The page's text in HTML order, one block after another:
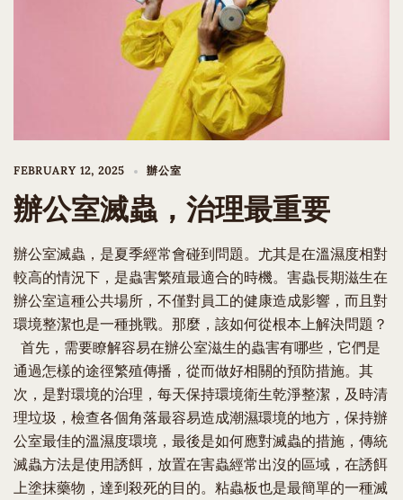
FEBRUARY 12, 2025 辦公室
辦公室滅蟲，治理最重要
辦公室滅蟲，是夏季經常會碰到問題。尤其是在溫濕度相對
較高的情況下，是蟲害繁殖最適合的時機。害蟲長期滋生在
辦公室這種公共場所，不僅對員工的健康造成影響，而且對
環境整潔也是一種挑戰。那麼，該如何從根本上解決問題？
首先，需要瞭解容易在辦公室滋生的蟲害有哪些，它們是
通過怎樣的途徑繁殖傳播，從而做好相關的預防措施。其
次，是對環境的治理，每天保持環境衛生乾淨整潔，及時清
理垃圾，檢查各個角落最容易造成潮濕環境的地方，保持辦
公室最佳的溫濕度環境，最後是如何應對滅蟲的措施，傳統
滅蟲方法是使用誘餌，放置在害蟲經常出沒的區域，在誘餌
上塗抹藥物，達到殺死的目的。粘蟲板也是最簡單的一種滅